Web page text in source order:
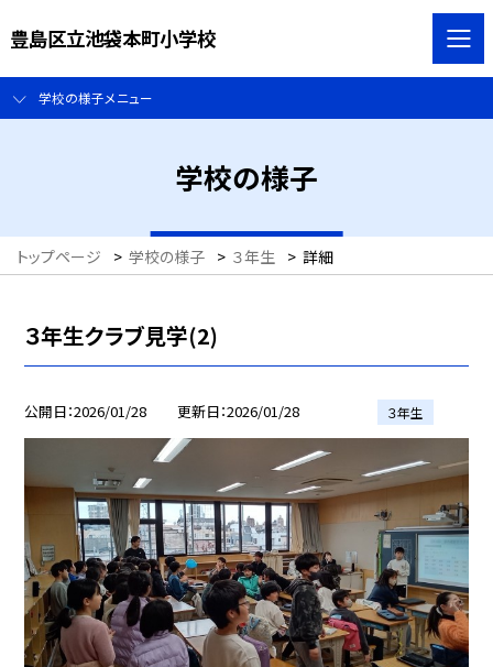
豊島区立池袋本町小学校
学校の様子メニュー
学校の様子
トップページ > 学校の様子 > ３年生 > 詳細
３年生クラブ見学(2)
公開日 2026/01/28 更新日 2026/01/28 ３年生